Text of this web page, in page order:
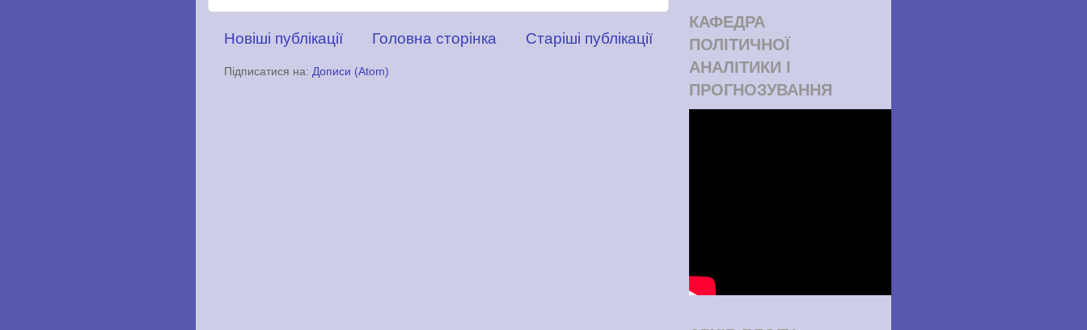
Новіші публікації Старіші публікації
Головна сторінка
Підписатися на: Дописи (Atom)
КАФЕДРА
ПОЛІТИЧНОЇ
АНАЛІТИКИ І
ПРОГНОЗУВАННЯ